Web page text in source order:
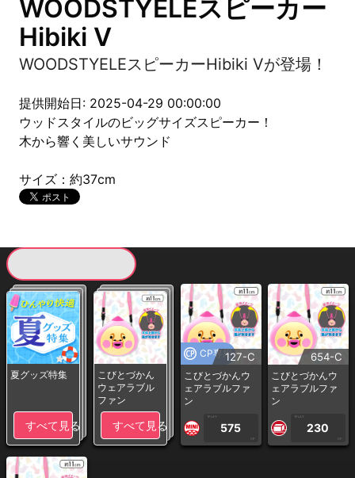
WOODSTYELEスピーカー
Hibiki V
WOODSTYELEスピーカーHibiki Vが登場！
提供開始日: 2025-04-29 00:00:00
ウッドスタイルのビッグサイズスピーカー！
木から響く美しいサウンド
サイズ：約37cm
夏グッズ特集
すべて見る
こびとづかん
ウェアラブル
ファン
すべて見る
CP専用127-C
こびとづかんウ
ェアラブルファ
ン
1PLAY
575
CP
654-C
こびとづかんウ
ェアラブルファ
ン
1PLAY
230
CP